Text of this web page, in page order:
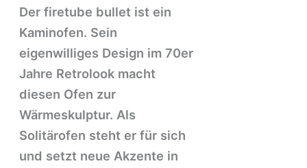
Der firetube bullet ist ein
Kaminofen. Sein
eigenwilliges Design im 70er
Jahre Retrolook macht
diesen Ofen zur
Wärmeskulptur. Als
Solitärofen steht er für sich
und setzt neue Akzente in